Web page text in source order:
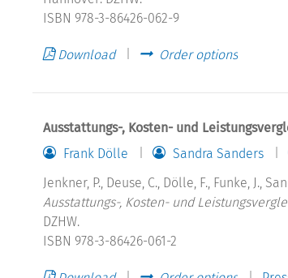
ISBN 978-3-86426-062-9
Download Order options
Ausstattungs-, Kosten- und
Frank Dölle
Sandra Sanders
Jenkner, P., Deuse, C., Dölle, F., Funke, J.,
Ausstattungs-, Kosten- und
DZHW.
ISBN 978-3-86426-061-2